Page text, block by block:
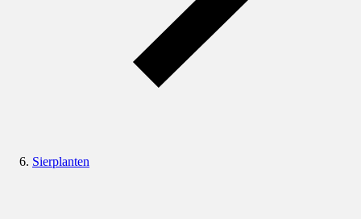
Sierplanten